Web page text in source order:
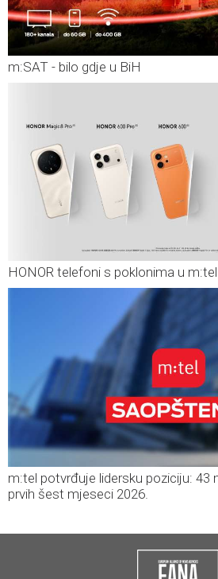
m:SAT - bilo gdje u BiH
HONOR telefoni s poklonima u
m:tel potvrđuje lidersku poziciju: 43
prvih šest mjeseci 2026.